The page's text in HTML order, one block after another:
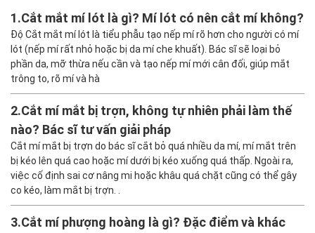
1.Cắt mắt mí lót là gì? Mí lót có nên cắt mí không?
Độ Cắt mắt mí lót là tiểu phẫu tạo nếp mí rõ hơn cho người có mí
lót (nếp mí rất nhỏ hoặc bị da mí che khuất). Bác sĩ sẽ loại bỏ
phần da, mỡ thừa nếu cần và tạo nếp mí mới cân đối, giúp mắt
trông to, rõ mí và hà
2.Cắt mí mắt bị trợn, không tự nhiên phải làm thế
nào? Bác sĩ tư vấn giải pháp
Cắt mí mắt bị trợn do bác sĩ cắt bỏ quá nhiều da mí, mí mắt trên
bị kéo lên quá cao hoặc mí dưới bị kéo xuống quá thấp. Ngoài ra,
việc cố định sai cơ nâng mi hoặc khâu quá chặt cũng có thể gây
co kéo, làm mắt bị trợn. .
3.Cắt mí phượng hoàng là gì? Đặc điểm và khác